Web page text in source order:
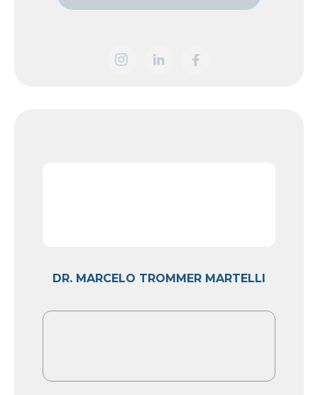
DR. MARCELO TROMMER MARTELLI